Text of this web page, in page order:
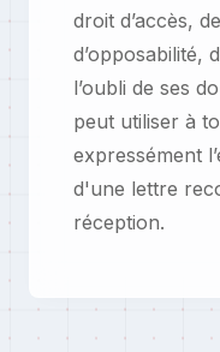
droit d’accès,
d’opposabilité,
l’oubli de ses
peut utiliser à
expressément
d'une lettre
réception.